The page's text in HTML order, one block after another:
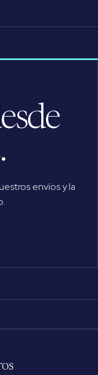
envíos y la